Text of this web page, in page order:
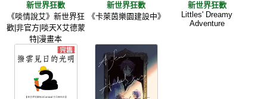
新世界狂歡
《啖情說艾》新世界狂
歡|非官方|啖天X艾德蒙
特|漫畫本
新世界狂歡
《卡萊茵樂園建設中》
新世界狂歡
Littles' Dreamy
Adventure